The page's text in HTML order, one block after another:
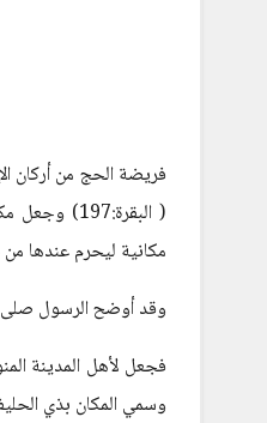
فريضة الحج من أركان
( البقرة:197) وجعل مكانها مكة المكرمة البلد الحرام، قال تعالى: {
مكانية ليحرم عندها
وقد أوضح الرسول صلى
فجعل لأهل المدينة
وسمي المكان بذي